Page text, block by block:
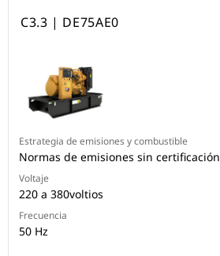
C3.3 | DE75AE0
Estrategia de emisiones y combustible
Normas de emisiones sin certificación
Voltaje
220 a 380voltios
Frecuencia
50 Hz